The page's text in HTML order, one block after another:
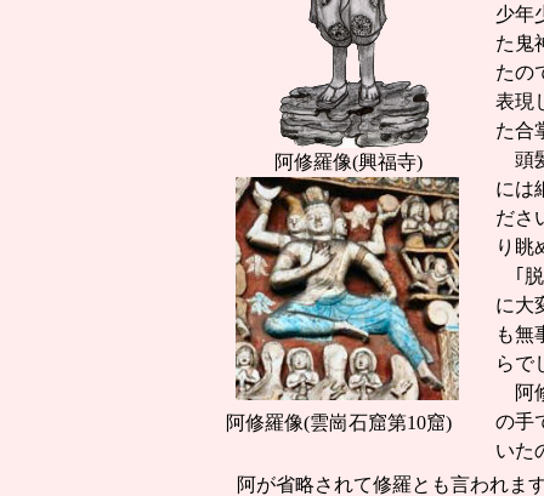
阿修羅像(興福寺)
阿修羅像(雲崗石窟第10窟)
少年
た鬼
たの
表現
た合
頭
には
ださ
り眺
｢脱
に大
も無
らで
阿
の手
いた
阿が省略されて修羅とも言われま